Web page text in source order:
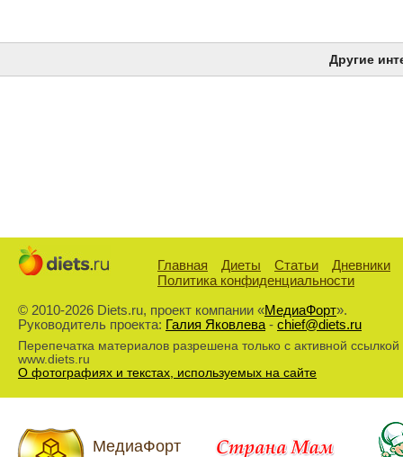
Другие
Главная Диеты Статьи
Дневники
Политика конфиденциальности
© 2010-2026 Diets.ru, проект компании «МедиаФорт».
Руководитель проекта: Галия Яковлева - chief@diets.ru
Перепечатка материалов разрешена только с активной ссылкой
www.diets.ru
О фотографиях и текстах, используемых на сайте
МедиаФорт